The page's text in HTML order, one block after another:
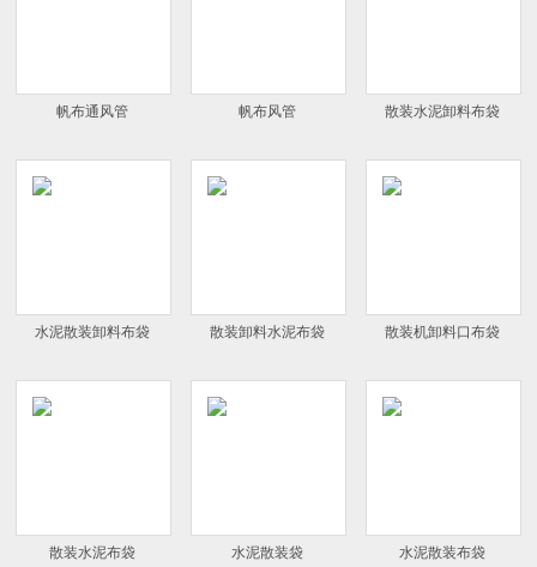
帆布通风管 帆布风管 散装水泥卸料布袋
水泥散装卸料布袋 散装卸料水泥布袋 散装机卸料口布袋
散装水泥布袋 水泥散装袋 水泥散装布袋